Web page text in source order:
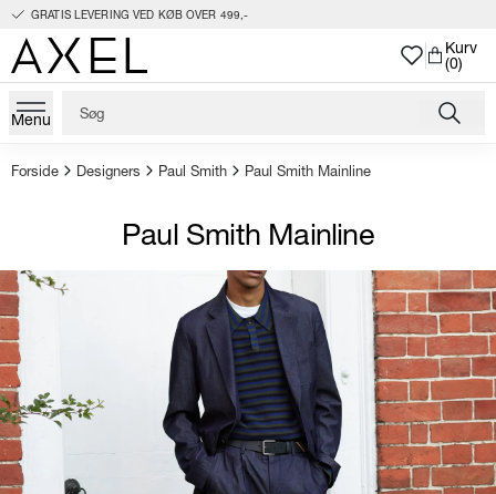
GRATIS LEVERING VED KØB OVER 499,-
Kurv
(0)
Menu
Forside Designers Paul Smith Paul Smith Mainline
Paul Smith Mainline